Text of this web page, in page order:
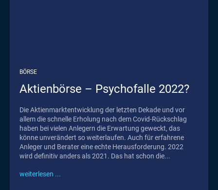
BÖRSE
Aktienbörse – Psychofalle 2022?
Die Aktienmarktentwicklung der letzten Dekade und vor
allem die schnelle Erholung nach dem Covid-Rückschlag
haben bei vielen Anlegern die Erwartung geweckt, das
könne unverändert so weiterlaufen. Auch für erfahrene
Anleger und Berater eine echte Herausforderung. 2022
wird definitiv anders als 2021. Das hat schon die...
weiterlesen ...